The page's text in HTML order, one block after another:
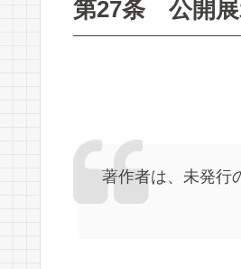
第27条 公開
著作者は、未発行